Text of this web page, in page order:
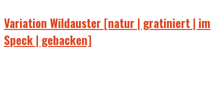
Variation Wildauster [natur | gratiniert | im
Speck | gebacken]